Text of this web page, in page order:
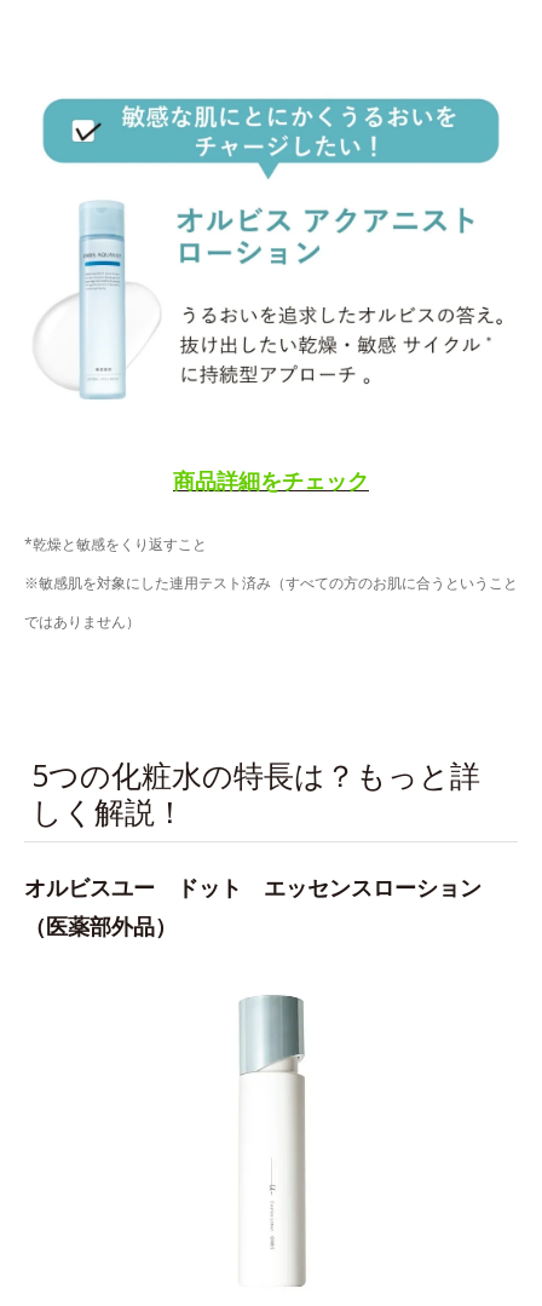
商品詳細をチェック
*乾燥と敏感をくり返すこと
※敏感肌を対象にした連用テスト済み（すべての方のお肌に合うということ
ではありません）
5つの化粧水の特長は？もっと詳
しく解説！
オルビスユー ドット エッセンスローション
（医薬部外品）